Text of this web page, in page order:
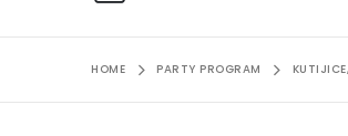
HOME PARTY PROGRAM KUTIJICE,